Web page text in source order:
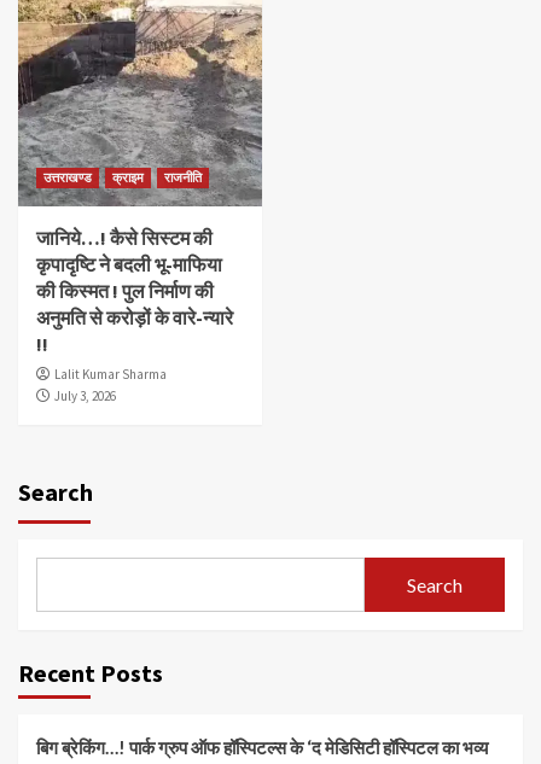
उत्तराखण्ड क्राइम राजनीति
जानिये…! कैसे सिस्टम की
कृपादृष्टि ने बदली भू-माफिया
की किस्मत ! पुल निर्माण की
अनुमति से करोड़ों के वारे-न्यारे
!!
Lalit Kumar Sharma
July 3, 2026
Search
Search
Recent Posts
बिग ब्रेकिंग…! पार्क ग्रुप ऑफ हॉस्पिटल्स के ‘द मेडिसिटी हॉस्पिटल का भव्य